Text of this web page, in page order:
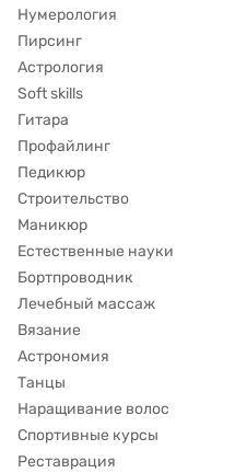
Нумерология
Пирсинг
Астрология
Soft skills
Гитара
Профайлинг
Педикюр
Строительство
Маникюр
Естественные науки
Бортпроводник
Лечебный массаж
Вязание
Астрономия
Танцы
Наращивание волос
Спортивные курсы
Реставрация